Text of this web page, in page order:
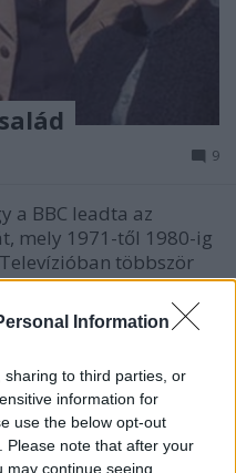
Information
to third parties, or
information for
use the below opt-out
Please note that after your
may continue seeing
9
a BBC leadta az
mely 1971-től 1980-ig
többször
a ’90-es évekből
jellegzetes vitorlákkal,
talán még a…